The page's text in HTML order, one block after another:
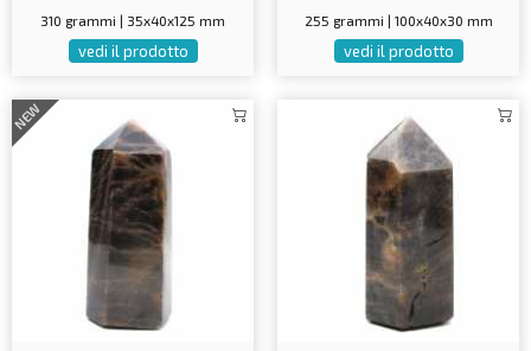
310 grammi | 35x40x125 mm
vedi il prodotto
255 grammi | 100x40x30 mm
vedi il prodotto
NEW